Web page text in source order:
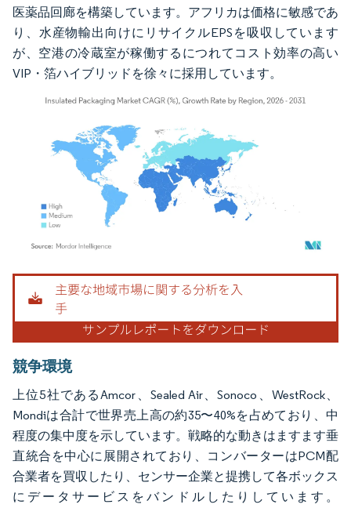
医薬品回廊を構築しています。アフリカは価格に敏感であ
り、水産物輸出向けにリサイクルEPSを吸収しています
が、空港の冷蔵室が稼働するにつれてコスト効率の高い
VIP・箔ハイブリッドを徐々に採用しています。
画像 © Mordor Intelligence。再利用にはCC BY 4.0の表示が必要です。
競争環境
上位5社であるAmcor、Sealed Air、Sonoco、WestRock、
Mondiは合計で世界売上高の約35〜40%を占めており、中
程度の集中度を示しています。戦略的な動きはますます垂
直統合を中心に展開されており、コンバーターはPCM配
合業者を買収したり、センサー企業と提携して各ボックス
にデータサービスをバンドルしたりしています。